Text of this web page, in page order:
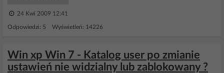
24 Kwi 2009 12:41
Odpowiedzi: 5 Wyświetleń: 14226
Win xp Win 7 - Katalog user po zmianie
ustawień nie widzialny lub zablokowany ?